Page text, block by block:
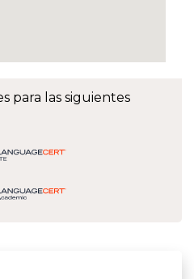
para las siguientes